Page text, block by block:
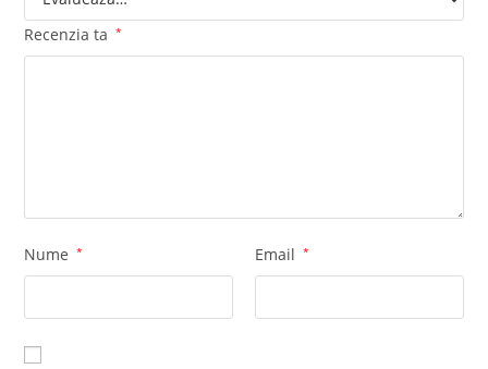
Recenzia ta *
Nume * Email *